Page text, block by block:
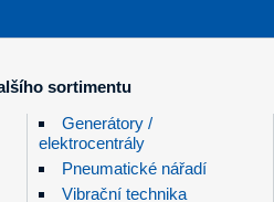
sortimentu
Generátory /
elektrocentrály
Pneumatické nářadí
Vibrační technika